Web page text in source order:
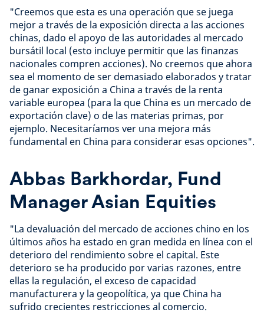
"Creemos que esta es una operación que se juega
mejor a través de la exposición directa a las acciones
chinas, dado el apoyo de las autoridades al mercado
bursátil local (esto incluye permitir que las finanzas
nacionales compren acciones). No creemos que ahora
sea el momento de ser demasiado elaborados y tratar
de ganar exposición a China a través de la renta
variable europea (para la que China es un mercado de
exportación clave) o de las materias primas, por
ejemplo. Necesitaríamos ver una mejora más
fundamental en China para considerar esas opciones".
Abbas Barkhordar, Fund
Manager Asian Equities
"La devaluación del mercado de acciones chino en los
últimos años ha estado en gran medida en línea con el
deterioro del rendimiento sobre el capital. Este
deterioro se ha producido por varias razones, entre
ellas la regulación, el exceso de capacidad
manufacturera y la geopolítica, ya que China ha
sufrido crecientes restricciones al comercio.